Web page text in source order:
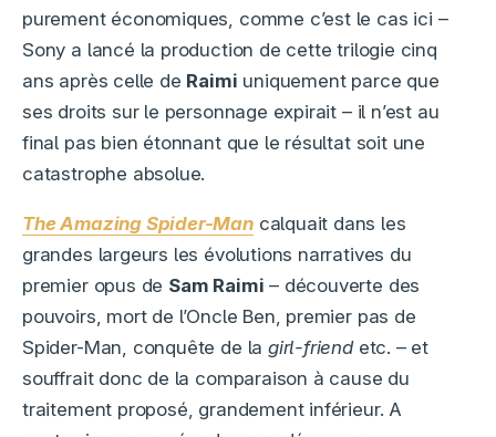
purement économiques, comme c’est le cas ici –
Sony a lancé la production de cette trilogie cinq
ans après celle de Raimi uniquement parce que
ses droits sur le personnage expirait – il n’est au
final pas bien étonnant que le résultat soit une
catastrophe absolue.
The Amazing Spider-Mancalquait dans les
grandes largeurs les évolutions narratives du
premier opus de Sam Raimi – découverte des
pouvoirs, mort de l’Oncle Ben, premier pas de
Spider-Man, conquête de la girl-friendetc. – et
souffrait donc de la comparaison à cause du
traitement proposé, grandement inférieur. A